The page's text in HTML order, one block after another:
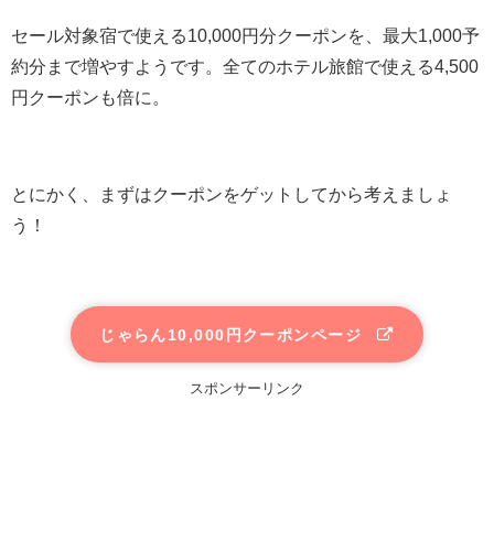
セール対象宿で使える10,000円分クーポンを、最大1,000予
約分まで増やすようです。全てのホテル旅館で使える4,500
円クーポンも倍に。
とにかく、まずはクーポンをゲットしてから考えましょ
う！
じゃらん10,000円クーポンページ
スポンサーリンク